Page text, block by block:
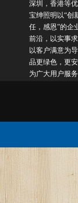
深圳，香港等
宝绅照明以“创
任，感恩”的企
前沿，以实事
以客户满意为
品更绿色，更
为广大用户服务